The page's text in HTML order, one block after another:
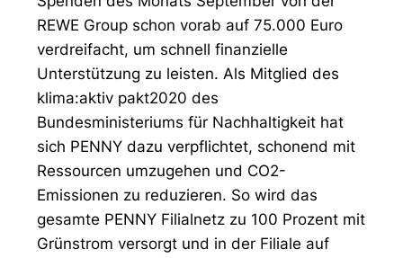
REWE Group schon vorab auf 75.000 Euro
verdreifacht, um schnell finanzielle
Unterstützung zu leisten. Als Mitglied des
klima:aktiv pakt2020 des
Bundesministeriums für Nachhaltigkeit hat
sich PENNY dazu verpflichtet, schonend mit
Ressourcen umzugehen und CO2-
Emissionen zu reduzieren. So wird das
gesamte PENNY Filialnetz zu 100 Prozent mit
Grünstrom versorgt und in der Filiale auf